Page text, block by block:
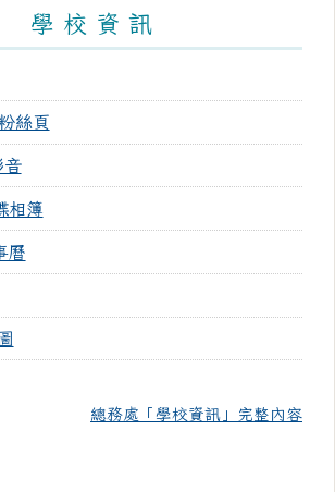
學 校 資 訊
絲頁
音
相簿
曆
總務處「學校資訊」完整內容